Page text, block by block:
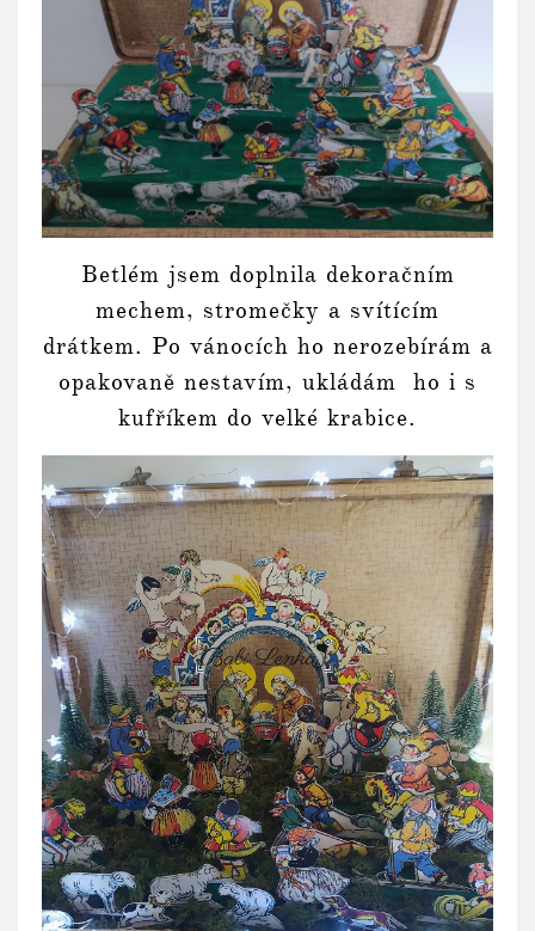
Betlém jsem doplnila dekoračním
mechem, stromečky a svítícím
drátkem. Po vánocích ho nerozebírám a
opakovaně nestavím, ukládám ho i s
kufříkem do velké krabice.